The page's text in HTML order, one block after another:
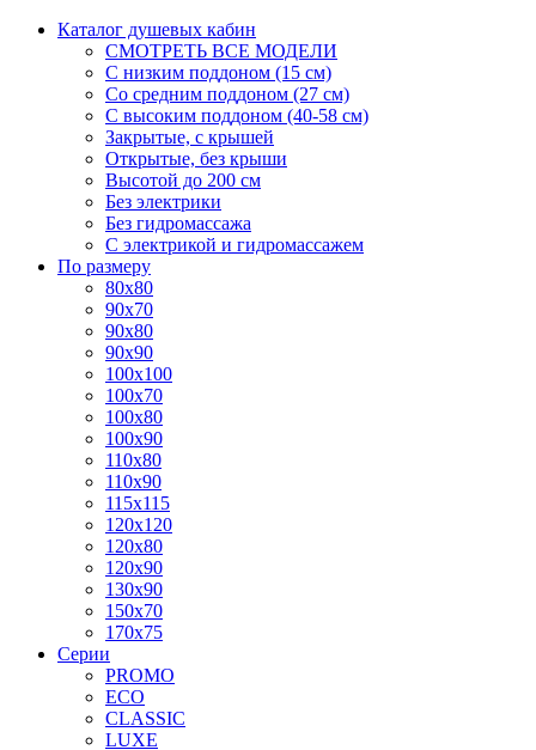
Каталог душевых кабин
СМОТРЕТЬ ВСЕ МОДЕЛИ
С низким поддоном (15 см)
Со средним поддоном (27 см)
С высоким поддоном (40-58 см)
Закрытые, с крышей
Открытые, без крыши
Высотой до 200 см
Без электрики
Без гидромассажа
С электрикой и гидромассажем
По размеру
80x80
90x70
90x80
90x90
100x100
100x70
100x80
100x90
110x80
110x90
115x115
120x120
120x80
120x90
130x90
150x70
170x75
Серии
PROMO
ECO
CLASSIC
LUXE